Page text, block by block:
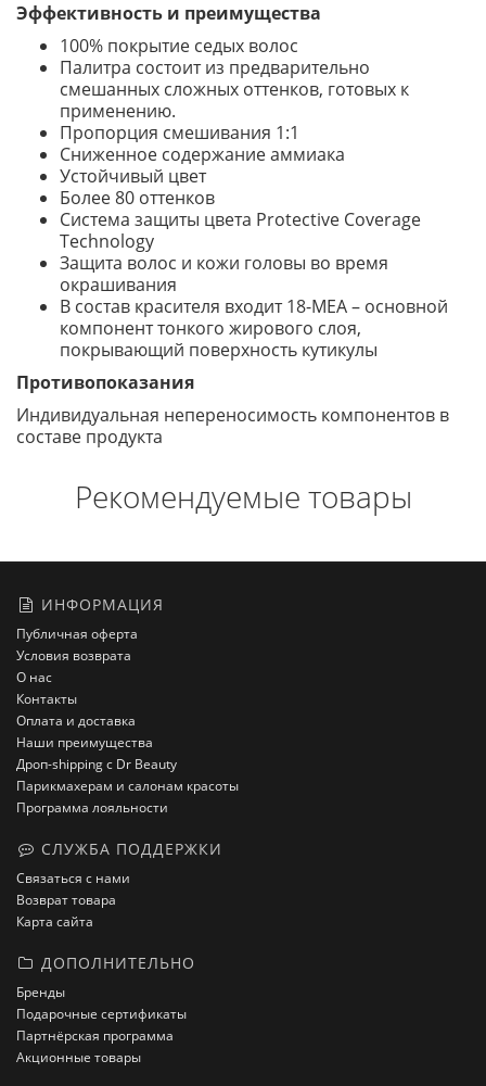
Эффективность и преимущества
100% покрытие седых волос
Палитра состоит из предварительно
смешанных сложных оттенков, готовых к
применению.
Пропорция смешивания 1:1
Сниженное содержание аммиака
Устойчивый цвет
Более 80 оттенков
Система защиты цвета Protective Coverage
Technology
Защита волос и кожи головы во время
окрашивания
В состав красителя входит 18-MEA – основной
компонент тонкого жирового слоя,
покрывающий поверхность кутикулы
Противопоказания
Индивидуальная непереносимость компонентов в
составе продукта
Рекомендуемые товары
ИНФОРМАЦИЯ
Публичная оферта
Условия возврата
О нас
Контакты
Оплата и доставка
Наши преимущества
Дроп-shipping с Dr Beauty
Парикмахерам и салонам красоты
Программа лояльности
СЛУЖБА ПОДДЕРЖКИ
Связаться с нами
Возврат товара
Карта сайта
ДОПОЛНИТЕЛЬНО
Бренды
Подарочные сертификаты
Партнёрская программа
Акционные товары